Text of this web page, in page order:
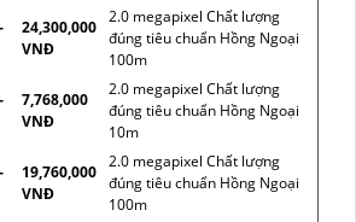
24,300,000
VNĐ
2.0 megapixel Chất lượng
đúng tiêu chuẩn Hồng Ngoại
100m
7,768,000
VNĐ
2.0 megapixel Chất lượng
đúng tiêu chuẩn Hồng Ngoại
10m
19,760,000
VNĐ
2.0 megapixel Chất lượng
đúng tiêu chuẩn Hồng Ngoại
100m